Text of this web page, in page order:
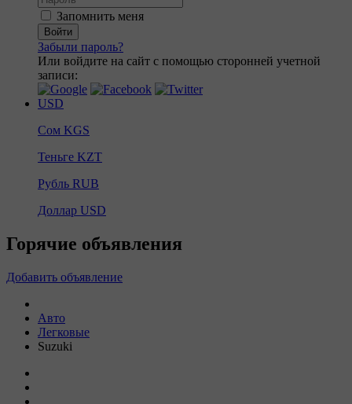
Запомнить меня
Войти
Забыли пароль?
Или войдите на сайт с помощью сторонней учетной
записи:
USD
Сом KGS
Теньге KZT
Рубль RUB
Доллар USD
Горячие объявления
Добавить объявление
Авто
Легковые
Suzuki